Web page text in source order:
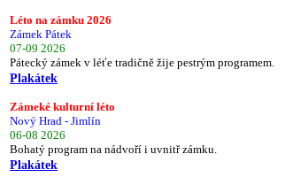
Léto na zámku 2026
Zámek Pátek
07-09 2026
Pátecký zámek v léťe tradičně žije pestrým programem.
Plakátek
Zámeké kulturní léto
Nový Hrad - Jimlín
06-08 2026
Bohatý program na nádvoří i uvnitř zámku.
Plakátek